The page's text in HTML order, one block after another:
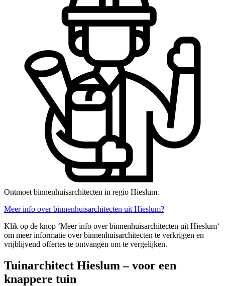
Ontmoet binnenhuisarchitecten in regio Hieslum.
Meer info over binnenhuisarchitecten uit Hieslum?
Klik op de knop ‘Meer info over binnenhuisarchitecten uit Hieslum‘
om meer informatie over binnenhuisarchitecten te verkrijgen en
vrijblijvend offertes te ontvangen om te vergelijken.
Tuinarchitect Hieslum – voor een
knappere tuin